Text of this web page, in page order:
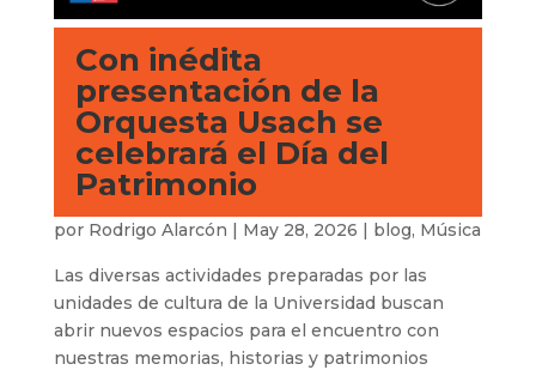
Con inédita
presentación de la
Orquesta Usach se
celebrará el Día del
Patrimonio
por Rodrigo Alarcón | May 28, 2026 | blog, Música
Las diversas actividades preparadas por las
unidades de cultura de la Universidad buscan
abrir nuevos espacios para el encuentro con
nuestras memorias, historias y patrimonios